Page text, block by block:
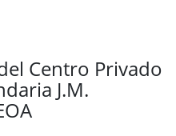
Centro Privado
J.M.